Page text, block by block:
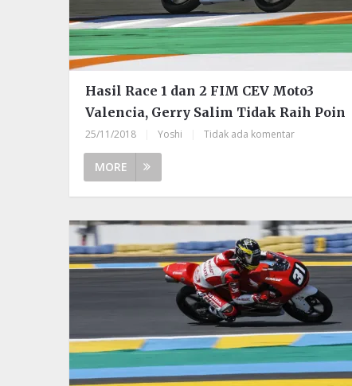
Hasil Race 1 dan 2 FIM CEV Moto3
Valencia, Gerry Salim Tidak Raih Poin
25/11/2018 Yoshi Tidak ada komentar
MORE